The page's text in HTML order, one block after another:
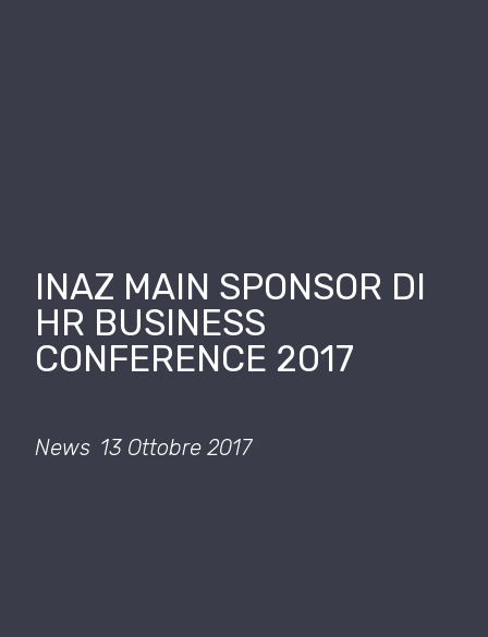
INAZ MAIN SPONSOR DI
HR BUSINESS
CONFERENCE 2017
News 13 Ottobre 2017